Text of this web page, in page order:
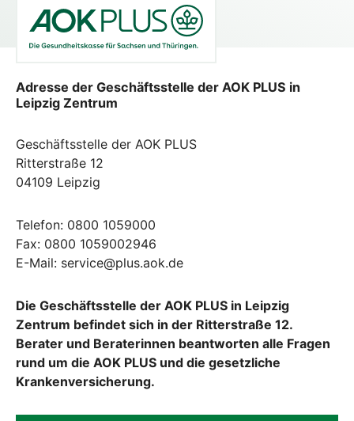
Adresse der Geschäftsstelle der AOK PLUS in
Leipzig Zentrum
Geschäftsstelle der AOK PLUS
Ritterstraße 12
04109 Leipzig
Telefon: 0800 1059000
Fax: 0800 1059002946
E-Mail: service@plus.aok.de
Die Geschäftsstelle der AOK PLUS in Leipzig
Zentrum befindet sich in der Ritterstraße 12.
Berater und Beraterinnen beantworten alle Fragen
rund um die AOK PLUS und die gesetzliche
Krankenversicherung.